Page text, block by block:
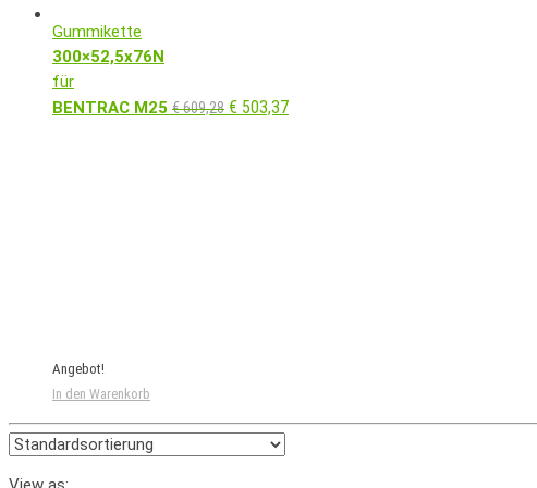
Gummikette
300×52,5x76N
für
BENTRAC M25 €609,28 € 503,37
Angebot!
In den Warenkorb